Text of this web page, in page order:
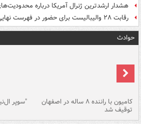
هشدار ارشدترین ژنرال آمریکا درباره
رقابت ۲۸ والیبالیست برای حضور در فهرست نهایی تیم ملی
حوادث
کامیون با راننده ۸ ساله در اصفهان
توقیف شد
"سوپر